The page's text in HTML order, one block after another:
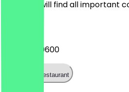
Here you will find all important
0511 84300600
Call the restaurant